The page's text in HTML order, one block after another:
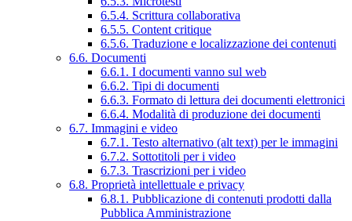
6.5.4. Scrittura collaborativa
6.5.5. Content critique
6.5.6. Traduzione e localizzazione dei contenuti
6.6. Documenti
6.6.1. I documenti vanno sul web
6.6.2. Tipi di documenti
6.6.3. Formato di lettura dei documenti elettronici
6.6.4. Modalità di produzione dei documenti
6.7. Immagini e video
6.7.1. Testo alternativo (alt text) per le immagini
6.7.2. Sottotitoli per i video
6.7.3. Trascrizioni per i video
6.8. Proprietà intellettuale e privacy
6.8.1. Pubblicazione di contenuti prodotti dalla
Pubblica Amministrazione